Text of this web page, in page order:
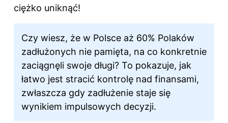
ciężko uniknąć!
Czy wiesz, że w Polsce aż 60% Polaków
zadłużonych nie pamięta, na co konkretnie
zaciągnęli swoje długi? To pokazuje, jak
łatwo jest stracić kontrolę nad finansami,
zwłaszcza gdy zadłużenie staje się
wynikiem impulsowych decyzji.